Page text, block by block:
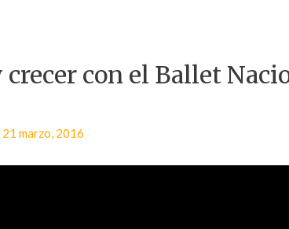
crecer con el Ballet
21 marzo, 2016